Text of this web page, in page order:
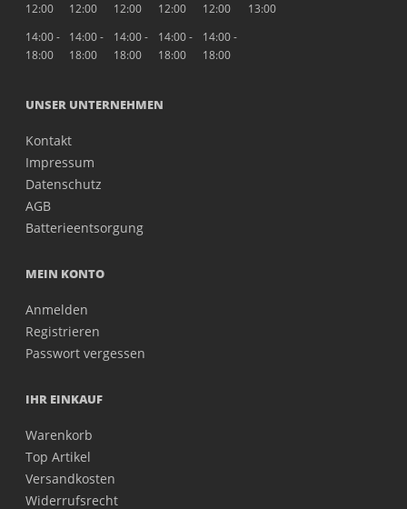
12:00
12:00
12:00
12:00
12:00
13:00
14:00 -
18:00
14:00 -
18:00
14:00 -
18:00
14:00 -
18:00
14:00 -
18:00
UNSER UNTERNEHMEN
Kontakt
Impressum
Datenschutz
AGB
Batterieentsorgung
MEIN KONTO
Anmelden
Registrieren
Passwort vergessen
IHR EINKAUF
Warenkorb
Top Artikel
Versandkosten
Widerrufsrecht